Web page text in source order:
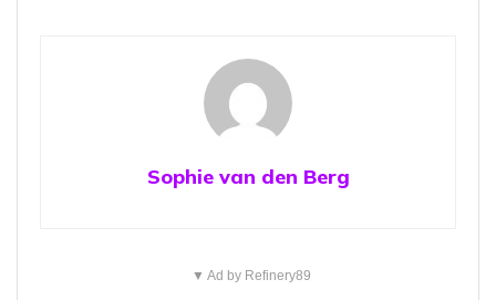
Sophie van den Berg
▼ Ad by Refinery89